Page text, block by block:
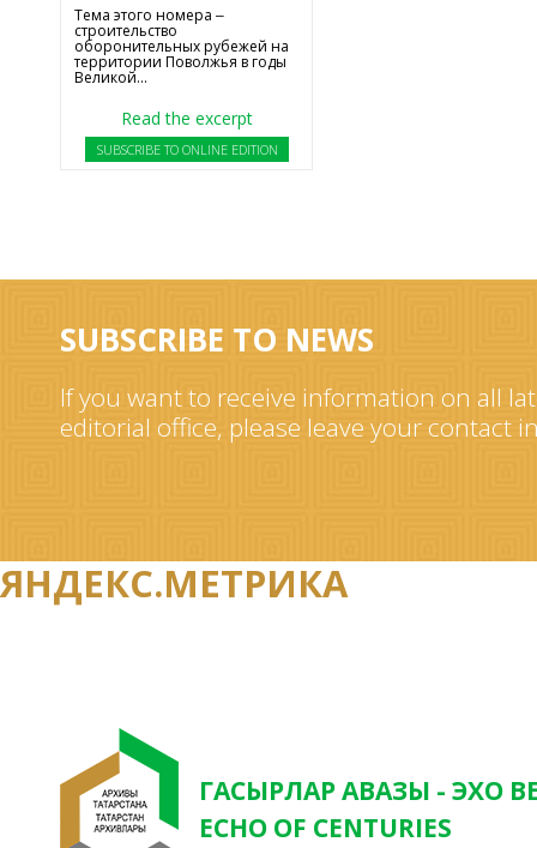
Тема этого номера ‒
строительство
оборонительных рубежей на
территории Поволжья в годы
Великой...
Read the excerpt
SUBSCRIBE TO ONLINE EDITION
SUBSCRIBE TO NEWS
If you want to receive information on all
editorial office, please leave your contact
ЯНДЕКС.МЕТРИКА
ГАСЫРЛАР АВАЗЫ - ЭХО
ECHO OF CENTURIES